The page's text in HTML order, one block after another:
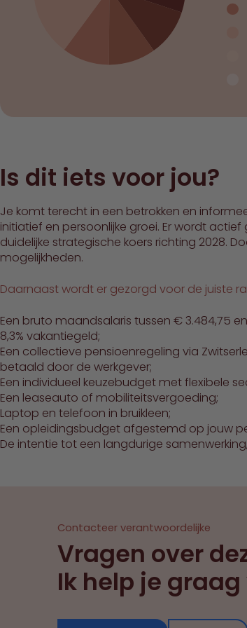
Is dit iets voor jou?
Je komt terecht in een betrokken en
initiatief en persoonlijke groei. Er wordt
duidelijke strategische koers richting 2028.
mogelijkheden.
Daarnaast wordt er gezorgd voor de juiste
Een bruto maandsalaris tussen € 3.484,75
8,3% vakantiegeld;
Een collectieve pensioenregeling via
betaald door de werkgever;
Een individueel keuzebudget met flexibele
Een leaseauto of mobiliteitsvergoeding;
Laptop en telefoon in bruikleen;
Een opleidingsbudget afgestemd op jouw
De intentie tot een langdurige
Contacteer verantwoordelijke
Vragen over
Ik help je